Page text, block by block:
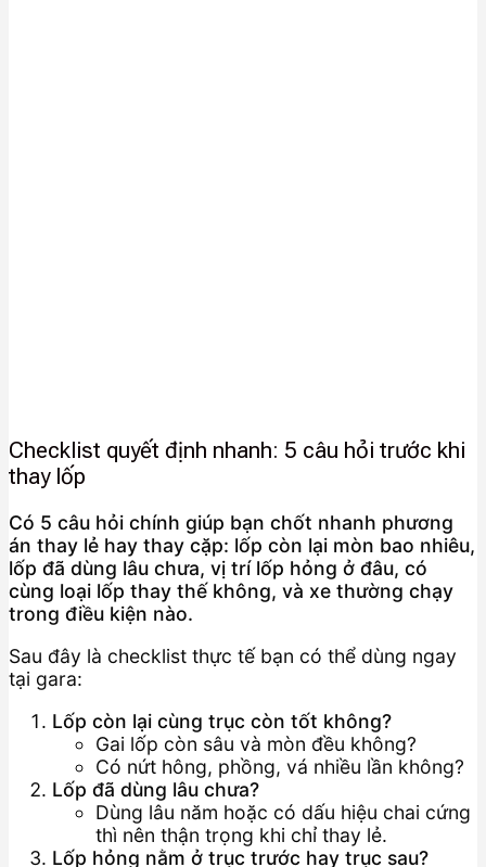
Checklist quyết định nhanh: 5 câu hỏi trước khi
thay lốp
Có 5 câu hỏi chính giúp bạn chốt nhanh phương
án thay lẻ hay thay cặp: lốp còn lại mòn bao nhiêu,
lốp đã dùng lâu chưa, vị trí lốp hỏng ở đâu, có
cùng loại lốp thay thế không, và xe thường chạy
trong điều kiện nào.
Sau đây là checklist thực tế bạn có thể dùng ngay
tại gara:
Lốp còn lại cùng trục còn tốt không?
Gai lốp còn sâu và mòn đều không?
Có nứt hông, phồng, vá nhiều lần không?
Lốp đã dùng lâu chưa?
Dùng lâu năm hoặc có dấu hiệu chai cứng
thì nên thận trọng khi chỉ thay lẻ.
Lốp hỏng nằm ở trục trước hay trục sau?